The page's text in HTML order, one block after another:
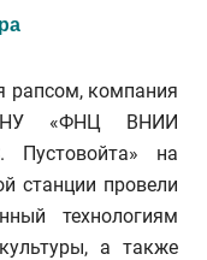
рапсом, компания
«ФНЦ ВНИИ
на
станции провели
технологиям
а также